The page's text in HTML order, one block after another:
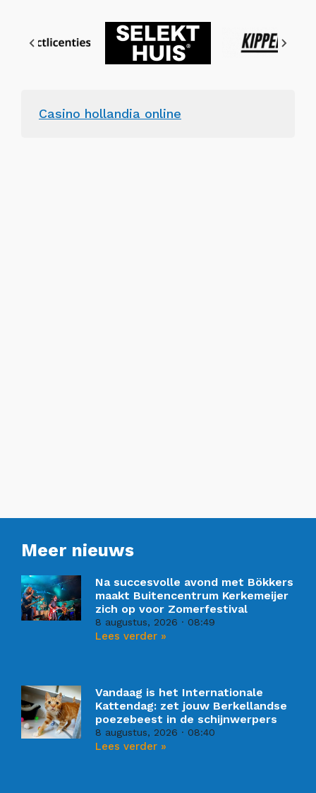
Casino hollandia online
Meer nieuws
Na succesvolle avond met Bökkers
maakt Buitencentrum Kerkemeijer
zich op voor Zomerfestival
8 augustus, 2026 08:49
Lees verder »
Vandaag is het Internationale
Kattendag: zet jouw Berkellandse
poezebeest in de schijnwerpers
8 augustus, 2026 08:40
Lees verder »